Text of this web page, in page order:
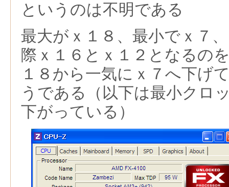
というのは不明である
最大がｘ１８、最小でｘ７
際ｘ１６とｘ１２となるの
１８から一気にｘ７へ下げ
うである（以下は最小クロ
下がっている）